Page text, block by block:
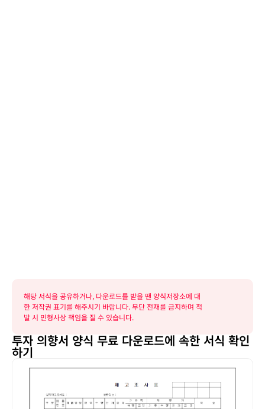
해당 서식을 공유하거나, 다운로드를 받을 땐 양식저장소에 대
한 저작권 표기를 해주시기 바랍니다. 무단 전재를 금지하며 적
발 시 민형사상 책임을 질 수 있습니다.
투자 의향서 양식 무료 다운로드에 속한 서식 확인
하기